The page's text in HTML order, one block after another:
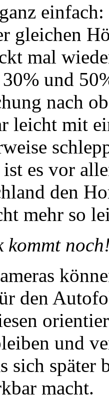
gleichen
mal
und
nach
leicht mit
es vor
den
mehr so
kommt
den
und
sich später
macht.